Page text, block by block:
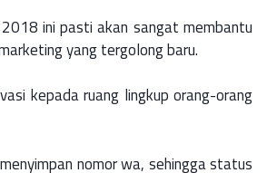
ini pasti akan sangat membantu
yang tergolong baru.
kepada ruang lingkup orang-orang
nomor wa, sehingga status